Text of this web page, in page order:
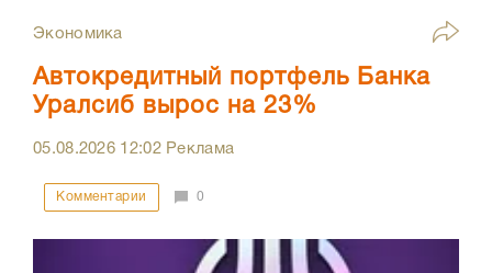
Экономика
Автокредитный портфель Банка
Уралсиб вырос на 23%
05.08.2026 12:02Реклама
Комментарии 0